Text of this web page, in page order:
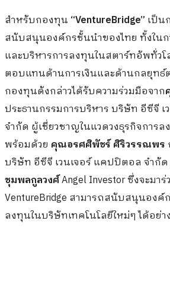
สำหรับกองทุน “VentureBridge” เป็น
สนับสนุนองค์กรชั้นนำของไทย ทั้งในก
และบริหารการลงทุนในสตาร์ทอัพทั่วโ
ตอบแทนด้านการเงินและด้านกลยุทธ์
กองทุนดังกล่าวได้รับความร่วมมือจาก
ประธานกรรมการบริหาร บริษัท อีซีจี
จำกัด ผู้เชี่ยวชาญในแวดวงธุรกิจการ
พร้อมด้วย คุณอรศศิพัชร์ ศิริวรรณพร
บริษัท อีซีจี เวนเจอร์ แคปปิตอล จำกัด
ชุมพลกูลวงศ์Angel Investor ซึ่งจะมา
VentureBridge สามารถสนับสนุนองค์
ลงทุนในบริษัทเทคโนโลยีใหม่ๆ ได้อย่า